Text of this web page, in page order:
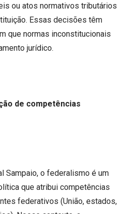
ou atos normativos tributários
Essas decisões têm
que normas inconstitucionais
jurídico.
de competências
Sampaio, o federalismo é um
que atribui competências
federativos (União, estados,